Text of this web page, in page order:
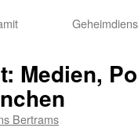
Medien,
Bertrams